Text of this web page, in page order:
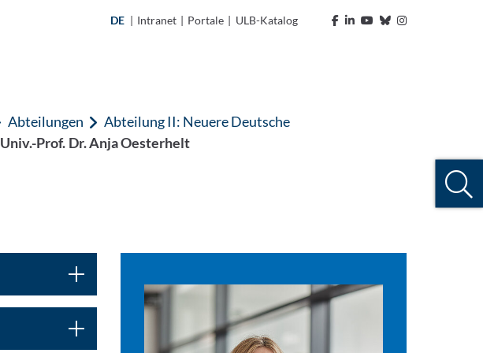
DE | Intranet | Portale | ULB-Katalog
Abteilungen
Abteilung II: Neuere Deutsche
Univ.-Prof. Dr. Anja Oesterhelt